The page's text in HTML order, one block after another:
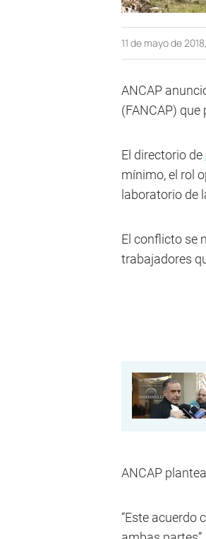
11 de mayo de
ANCAP
(FANCAP)
El directorio de
mínimo, el rol
laboratorio de
El conflicto se
trabajadores
ANCAP
“Este acuerdo